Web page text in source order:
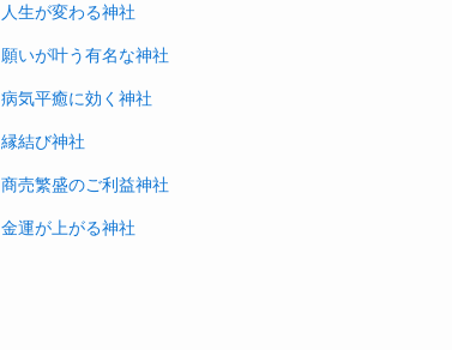
人生が変わる神社
願いが叶う有名な神社
病気平癒に効く神社
縁結び神社
商売繁盛のご利益神社
金運が上がる神社